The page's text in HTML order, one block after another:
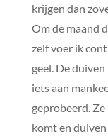
krijgen dan
Om de maand
zelf voer ik
geel. De
iets aan
geprobeerd. Ze
komt en